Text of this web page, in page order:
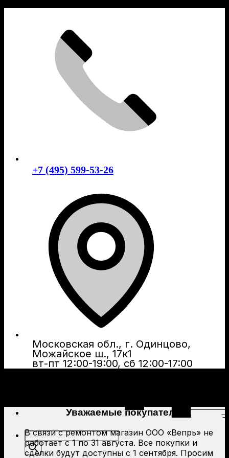
+7 (495) 599-53-26
Московская обл., г. Одинцово,
Можайское ш., 17к1
вт-пт 12:00-19:00, сб 12:00-17:00
Поиск
товаров
Уважаемые покупатели!
В связи с ремонтом магазин ООО «Вепрь» не
работает с 1 по 31 августа. Все покупки и
сделки будут доступны с 1 сентября. Просим